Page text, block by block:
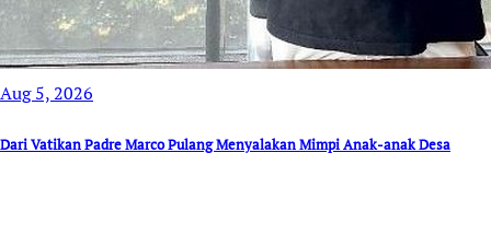
Aug 5, 2026
Dari Vatikan Padre Marco Pulang Menyalakan Mimpi Anak-anak Desa